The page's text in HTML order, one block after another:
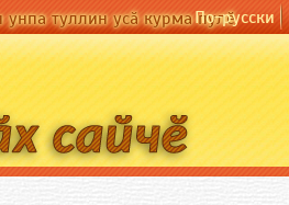
унпа туллин усӑ курма пулӗПо-русски